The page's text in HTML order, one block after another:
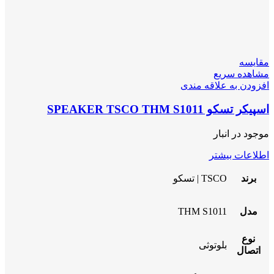
مقایسه
مشاهده سریع
افزودن به علاقه مندی
اسپیکر تسکو SPEAKER TSCO THM S1011
موجود در انبار
اطلاعات بیشتر
برند TSCO | تسکو
مدل THM S1011
نوع
اتصال
بلوتوثی